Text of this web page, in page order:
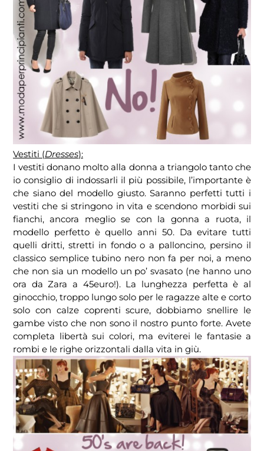
Vestiti (Dresses):
I vestiti donano molto alla donna a triangolo tanto che
io consiglio di indossarli il più possibile, l’importante è
che siano del modello giusto. Saranno perfetti tutti i
vestiti che si stringono in vita e scendono morbidi sui
fianchi, ancora meglio se con la gonna a ruota, il
modello perfetto è quello anni 50. Da evitare tutti
quelli dritti, stretti in fondo o a palloncino, persino il
classico semplice tubino nero non fa per noi, a meno
che non sia un modello un po’ svasato (ne hanno uno
ora da Zara a 45euro!). La lunghezza perfetta è al
ginocchio, troppo lungo solo per le ragazze alte e corto
solo con calze coprenti scure, dobbiamo snellire le
gambe visto che non sono il nostro punto forte. Avete
completa libertà sui colori, ma eviterei le fantasie a
rombi e le righe orizzontali dalla vita in giù.